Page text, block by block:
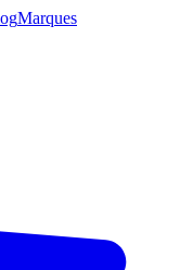
Marques